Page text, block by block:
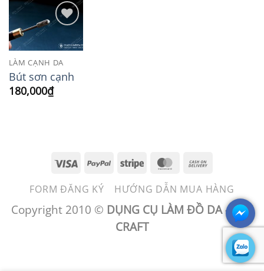
Wishlist
LÀM CẠNH DA
Bút sơn cạnh
180,000₫
Visa PayPalStripe MasterCard
Delivery
FORM ĐĂNG KÝ HƯỚNG DẪN MUA HÀNG
Copyright 2010 © DỤNG CỤ LÀM ĐỒ DA - BEN
CRAFT